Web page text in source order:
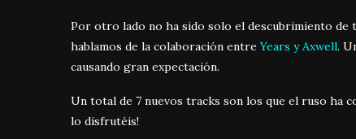
Por otro lado no ha sido solo el descubrimiento de
hablamos de la colaboración entreYears y Axwell.
causando gran expectación.
Un total de 7 nuevos tracks son los que el ruso ha
lo disfrutéis!